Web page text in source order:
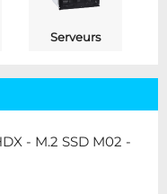
Serveurs
- M.2 SSD M02 -